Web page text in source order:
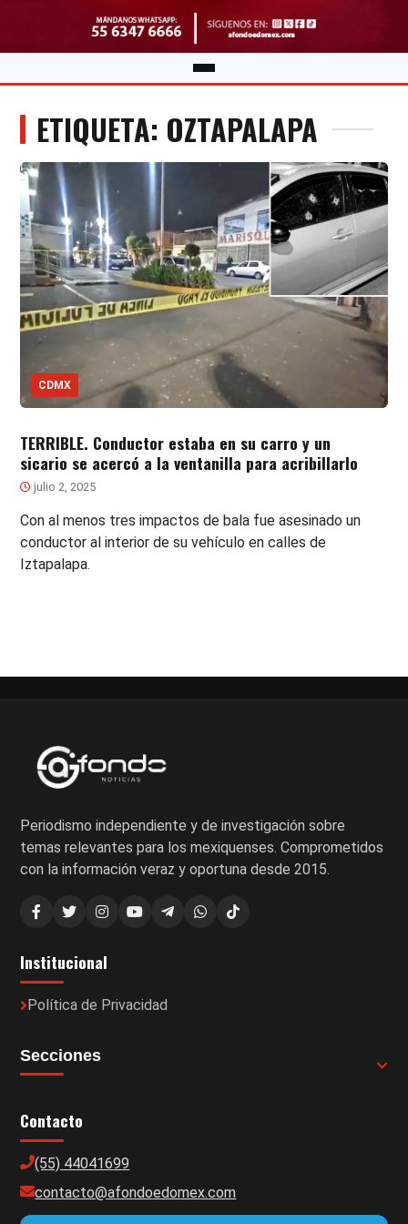
ETIQUETA: OZTAPALAPA
CDMX
TERRIBLE. Conductor estaba en su carro y un
sicario se acercó a la ventanilla para acribillarlo
julio 2, 2025
Con al menos tres impactos de bala fue asesinado un
conductor al interior de su vehículo en calles de
Iztapalapa.
Periodismo independiente y de investigación sobre
temas relevantes para los mexiquenses. Comprometidos
con la información veraz y oportuna desde 2015.
Institucional
Política de Privacidad
Secciones
Contacto
(55) 44041699
contacto@afondoedomex.com